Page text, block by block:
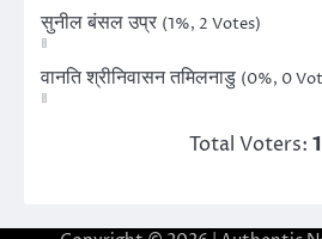
सुनील बंसल उप्र (1%, 2 Votes)
वानति श्रीनिवासन तमिलनाडु (0%, 0
Total Voters: